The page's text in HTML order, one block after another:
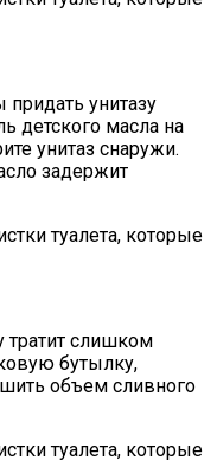
придать унитазу
детского масла на
унитаз снаружи.
задержит
тратит слишком
бутылку,
объем сливного